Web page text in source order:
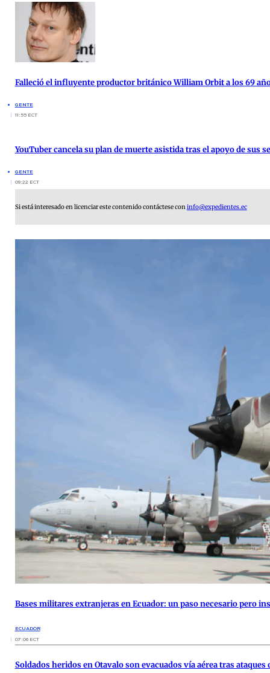
Falleció el influyente productor británico William Orbit a los 69
GENTE
11:55 ECT
YouTuber cancela su plan de muerte asistida tras el apoyo de sus
GENTE
09:22 ECT
Si está interesado en licenciar este contenido contáctese coninfo@expedientes.ec
Bases militares extranjeras en Ecuador: un paso necesario pero
ECUADOR
07:06 ECT
Soldados heridos en Otavalo son evacuados vía aérea tras